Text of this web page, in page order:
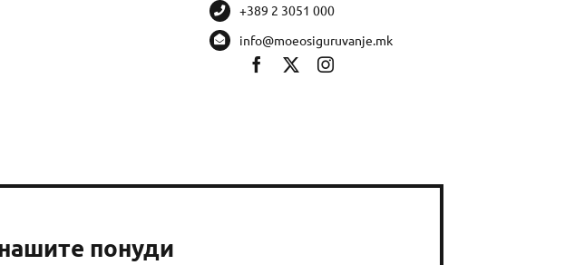
+389 2 3051 000
info@moeosiguruvanje.mk
понуди